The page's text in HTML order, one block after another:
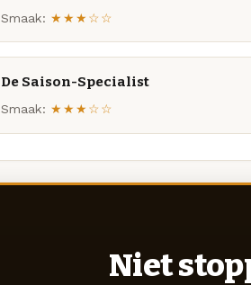
Smaak: ★★★☆☆
De Saison-Specialist
Smaak: ★★★☆☆
Niet